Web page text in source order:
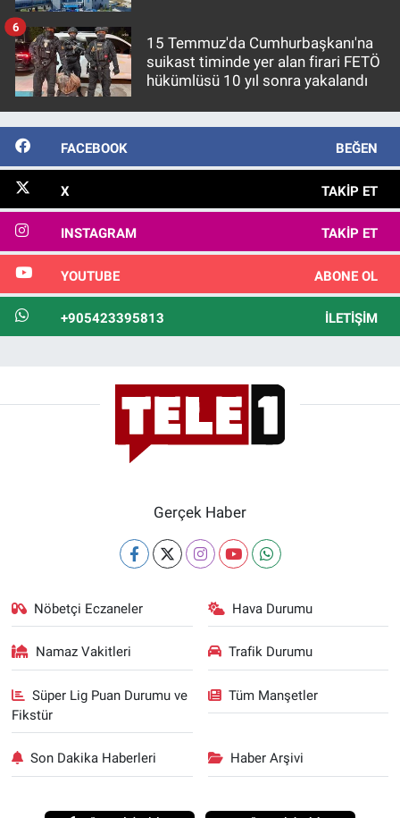
15 Temmuz'da Cumhurbaşkanı'na
suikast timinde yer alan firari FETÖ
hükümlüsü 10 yıl sonra yakalandı
6
FACEBOOK BEĞEN
X TAKIP ET
INSTAGRAM TAKIP ET
YOUTUBE ABONE OL
+905423395813 İLETIŞIM
Gerçek Haber
Nöbetçi Eczaneler Hava Durumu
Namaz Vakitleri Trafik Durumu
Süper Lig Puan Durumu ve
Fikstür
Tüm Manşetler
Son Dakika Haberleri Haber Arşivi